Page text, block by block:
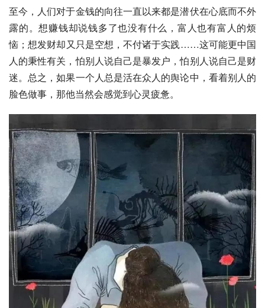
至今，人们对于金钱的向往一直以来都是潜伏在心底而不外
露的。想赚钱却说钱多了也没有什么，富人也有富人的烦
恼；想发财却又只是空想，不付诸于实践……这可能更中国
人的秉性有关，怕别人说自己是暴发户，怕别人说自己是财
迷。总之，如果一个人总是活在众人的舆论中，看着别人的
脸色做事，那他当然会感觉到心灵疲惫。